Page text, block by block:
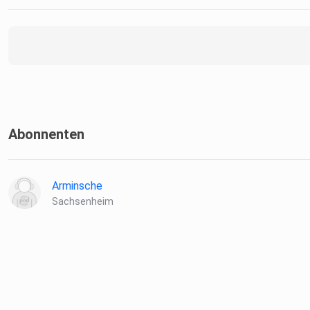
Abonnenten
Arminsche
Sachsenheim